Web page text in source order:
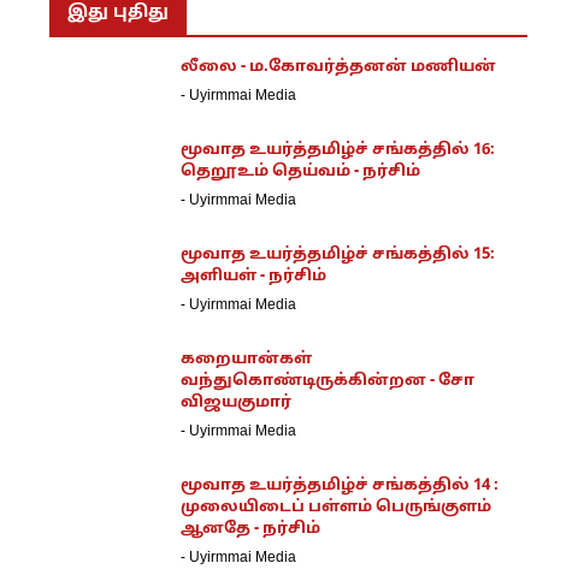
இது புதிது
லீலை - ம.கோவர்த்தனன் மணியன்
- Uyirmmai Media
மூவாத உயர்த்தமிழ்ச் சங்கத்தில் 16:
தெறூஉம் தெய்வம் - நர்சிம்
- Uyirmmai Media
மூவாத உயர்த்தமிழ்ச் சங்கத்தில் 15:
அளியள் - நர்சிம்
- Uyirmmai Media
கறையான்கள்
வந்துகொண்டிருக்கின்றன - சோ
விஜயகுமார்
- Uyirmmai Media
மூவாத உயர்த்தமிழ்ச் சங்கத்தில் 14 :
முலையிடைப் பள்ளம் பெருங்குளம்
ஆனதே - நர்சிம்
- Uyirmmai Media